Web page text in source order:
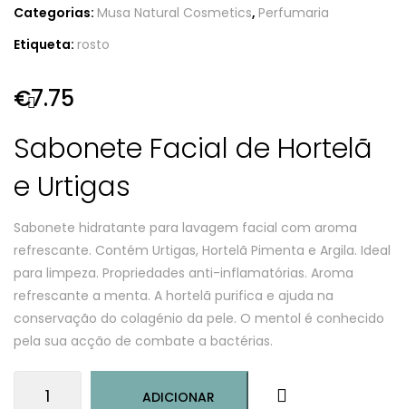
Categorias: Musa Natural Cosmetics, Perfumaria
Etiqueta: rosto
€7.75
Sabonete Facial de Hortelã
e Urtigas
Sabonete hidratante para lavagem facial com aroma
refrescante. Contém Urtigas, Hortelã Pimenta e Argila. Ideal
para limpeza. Propriedades anti-inflamatórias. Aroma
refrescante a menta. A hortelã purifica e ajuda na
conservação do colagénio da pele. O mentol é conhecido
pela sua acção de combate a bactérias.
ADICIONAR